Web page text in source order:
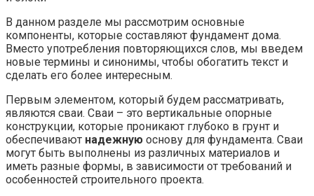
В данном разделе мы рассмотрим основные
компоненты, которые составляют фундамент дома.
Вместо употребления повторяющихся слов, мы введем
новые термины и синонимы, чтобы обогатить текст и
сделать его более интересным.
Первым элементом, который будем рассматривать,
являются сваи. Сваи – это вертикальные опорные
конструкции, которые проникают глубоко в грунт и
обеспечивают надежную основу для фундамента. Сваи
могут быть выполнены из различных материалов и
иметь разные формы, в зависимости от требований и
особенностей строительного проекта.